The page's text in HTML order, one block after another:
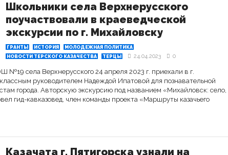
Школьники села Верхнерусского
поучаствовали в краеведческой
экскурсии по г. Михайловску
ГРАНТЫ ИСТОРИЯ
МОЛОДЕЖНАЯ ПОЛИТИКА
НОВОСТИ ТЕРСКОГО КАЗАЧЕСТВА
ТЕРЦЫ 24.04.2023 0
села Верхнерусского 24 апреля 2023 г. приехали в г.
руководителем Надеждой Ипатовой для познавательной
города. Авторскую экскурсию под названием «Михайловск: село,
гид-кавказовед, член команды проекта «Маршруты казачьего
Казачата г. Пятигорска узнали на